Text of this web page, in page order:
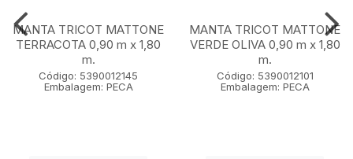
MANTA TRICOT MATTONE
TERRACOTA 0,90 m x 1,80
m.
Código: 5390012145
Embalagem: PECA
MANTA TRICOT MATTONE
VERDE OLIVA 0,90 m x 1,80
m.
Código: 5390012101
Embalagem: PECA